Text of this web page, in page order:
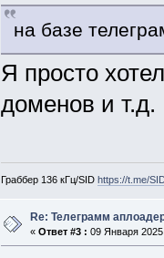
на базе
Я просто
доменов и т.д.
Граббер 136 кГц/SID https://t.me/
Re: Телеграмм
« Ответ #3 : 09 Января